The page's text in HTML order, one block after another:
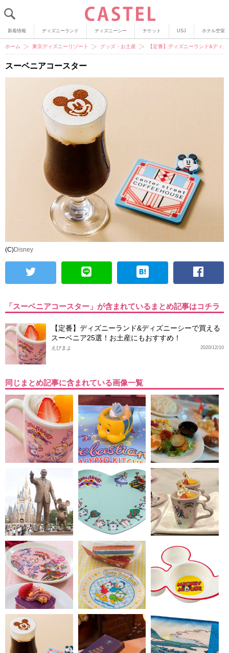
新着情報 ディズニーランド ディズニーシー チケット USJ ホテル空室
ホーム 東京ディズニーリゾート グッズ・お土産 【定番】ディズニーランド&ディ
スーベニアコースター
(C)Disney
「スーベニアコースター」が含まれているまとめ記事はコチラ
【定番】ディズニーランド&ディズニーシーで買える
スーベニア25選！お土産にもおすすめ！
2020/12/10
えびまよ
同じまとめ記事に含まれている画像一覧